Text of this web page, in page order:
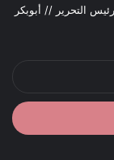
التحرير // أبوبكر